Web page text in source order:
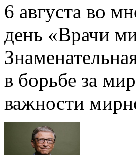
6 августа во
день «Врачи
в борьбе за
важности